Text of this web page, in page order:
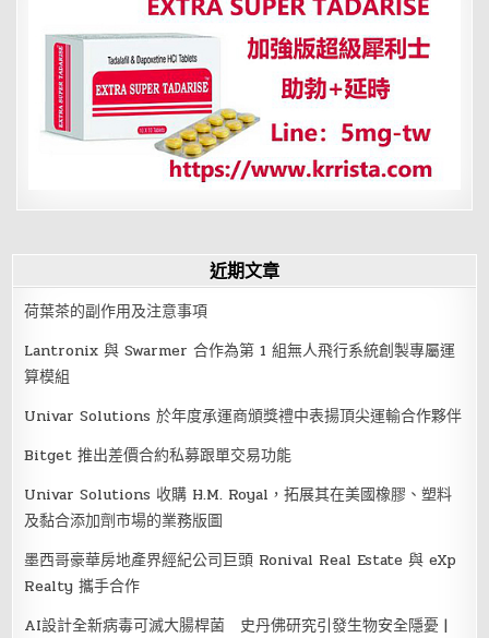
理
才
是
王
道
近期文章
荷葉茶的副作用及注意事項
Lantronix 與 Swarmer 合作為第 1 組無人飛行系統創製專屬運
算模組
Univar Solutions 於年度承運商頒獎禮中表揚頂尖運輸合作夥伴
Bitget 推出差價合約私募跟單交易功能
Univar Solutions 收購 H.M. Royal，拓展其在美國橡膠、塑料
及黏合添加劑市場的業務版圖
墨西哥豪華房地產界經紀公司巨頭 Ronival Real Estate 與 eXp
Realty 攜手合作
AI設計全新病毒可滅大腸桿菌 史丹佛研究引發生物安全隱憂 |